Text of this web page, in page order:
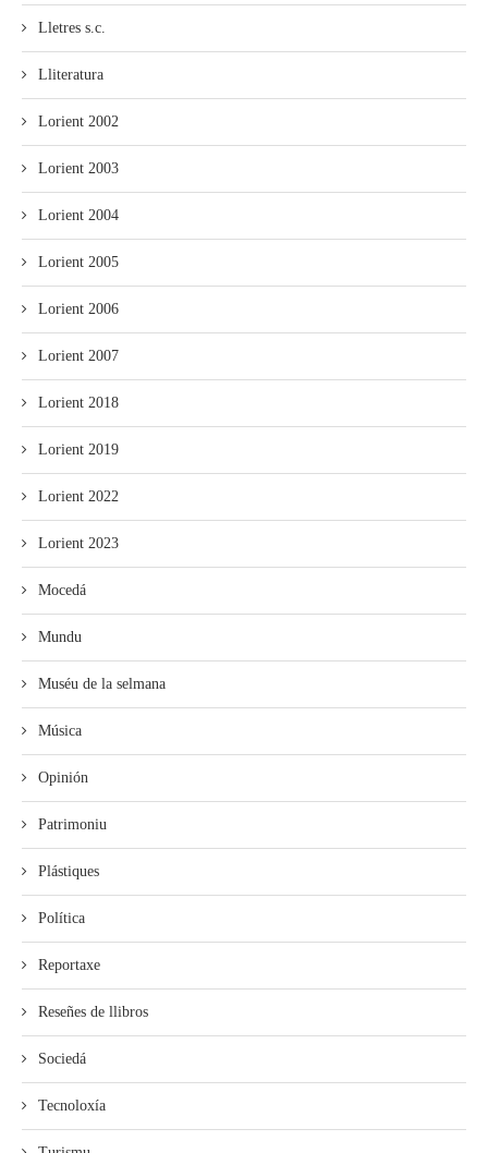
Lletres s.c.
Lliteratura
Lorient 2002
Lorient 2003
Lorient 2004
Lorient 2005
Lorient 2006
Lorient 2007
Lorient 2018
Lorient 2019
Lorient 2022
Lorient 2023
Mocedá
Mundu
Muséu de la selmana
Música
Opinión
Patrimoniu
Plástiques
Política
Reportaxe
Reseñes de llibros
Sociedá
Tecnoloxía